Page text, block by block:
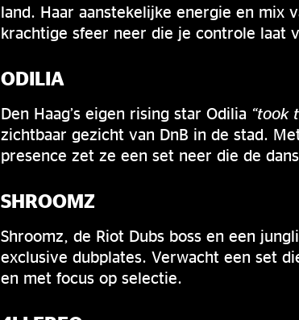
land. Haar aanstekelijke energie en mix
krachtige sfeer neer die je controle laat
ODILIA
Den Haag’s eigen rising star Odilia “took
zichtbaar gezicht van DnB in de stad.
presence zet ze een set neer die de
SHROOMZ
Shroomz, de Riot Dubs boss en een
exclusive dubplates. Verwacht een set
en met focus op selectie.